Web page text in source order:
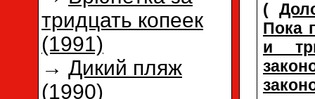
тридцать копеек
(1991)
→ Дикий пляж
(1990)
(
Пока
и